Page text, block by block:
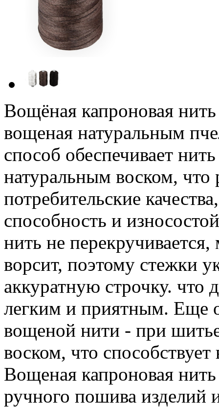
Вощёная капроновая
вощеная натуральным
способ обеспечивает
натуральным воском, что
потребительские
способность и
нить не
ворсит, поэтому стежки
аккуратную строчку. что
легким и приятным. Еще
вощеной нити - при
воском, что
Вощеная капроновая
ручного пошива изделий